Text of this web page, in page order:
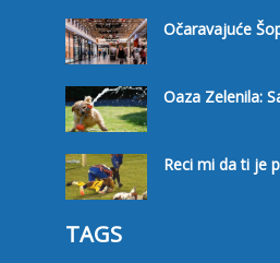
Očaravajuće
Oaza Zelenila:
Reci mi da ti je
TAGS